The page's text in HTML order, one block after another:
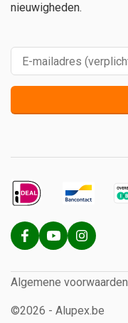
nieuwigheden.
Algemene voorwaarden
©2026 - Alupex.be